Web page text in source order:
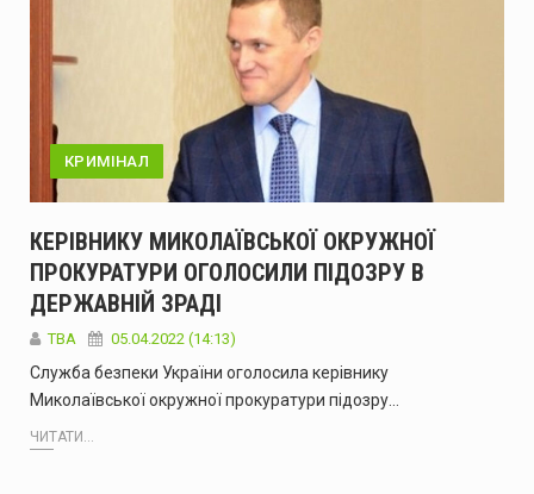
КРИМІНАЛ
КЕРІВНИКУ МИКОЛАЇВСЬКОЇ ОКРУЖНОЇ
ПРОКУРАТУРИ ОГОЛОСИЛИ ПІДОЗРУ В
ДЕРЖАВНІЙ ЗРАДІ
ТВА 05.04.2022 (14:13)
Служба безпеки України оголосила керівнику
Миколаївської окружної прокуратури підозру…
ЧИТАТИ...